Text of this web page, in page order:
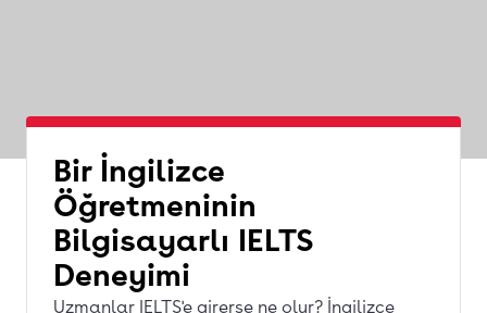
Bir İngilizce
Öğretmeninin
Bilgisayarlı IELTS
Deneyimi
Uzmanlar IELTS'e girerse ne olur? İngilizce